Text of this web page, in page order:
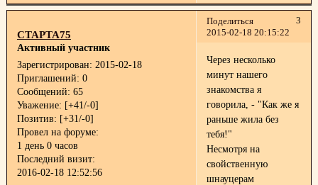
Поделиться
3
2015-02-18 20:15:22
СТАРТА75
Активный участник
Зарегистрирован: 2015-02-18
Приглашений: 0
Сообщений: 65
Уважение: [+41/-0]
Позитив: [+31/-0]
Провел на форуме:
1 день 0 часов
Последний визит:
2016-02-18 12:52:56
Через несколько
минут нашего
знакомства я
говорила, - "Как же я
раньше жила без
тебя!"
Несмотря на
свойственную
шнауцерам